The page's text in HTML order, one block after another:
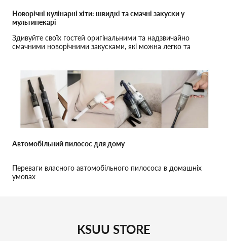
Новорічні кулінарні хіти: швидкі та смачні закуски у
мультипекарі
Здивуйте своїх гостей оригінальними та надзвичайно
смачними новорічними закусками, які можна легко та
Автомобільний пилосос для дому
Переваги власного автомобільного пилососа в домашніх
умовах
KSUU STORE